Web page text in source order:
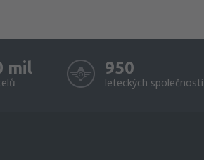
mil 950
leteckých společností